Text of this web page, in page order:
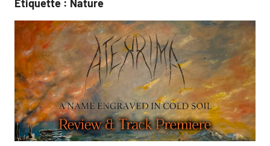
Étiquette : Nature